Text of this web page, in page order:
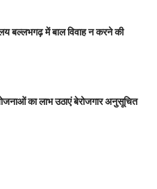
बल्लभगढ़ में बाल विवाह न करने की
का लाभ उठाएं बेरोजगार अनुसूचित